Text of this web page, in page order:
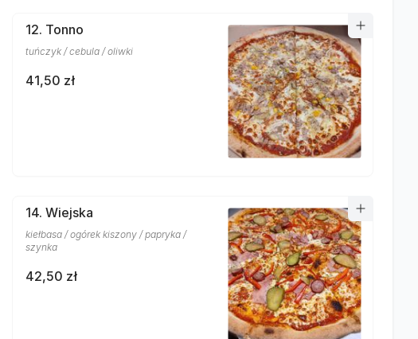
12. Tonno
tuńczyk / cebula / oliwki
41,50 zł
14. Wiejska
kiełbasa / ogórek kiszony / papryka /
szynka
42,50 zł